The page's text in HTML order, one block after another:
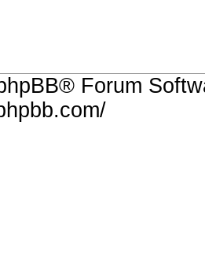
Forum